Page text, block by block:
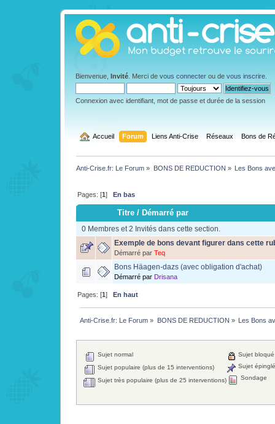
Bienvenue, Invité . Merci de vous connecter ou de vous inscrire
Connexion avec identifiant, mot de passe et durée de la session
Accueil Forum Liens Anti-Crise Réseaux Bons de
Anti-Crise.fr: Le Forum » BONS DE REDUCTION » Les Bons
Pages: [1]En bas
Titre /Démarré par
0 Membres et 2 Invités dans cette section.
Exemple de bons devant figurer dans cette
Démarré par Teq
Bons Häagen-dazs (avec obligation d'achat)
Démarré par Drisana
Pages: [1]En haut
Anti-Crise.fr: Le Forum » BONS DE REDUCTION » Les Bons
Sujet normal
Sujet populaire (plus de 15 interventions)
Sujet très populaire (plus de 25 interventions)
Sujet bloqué
Sujet
Sondage